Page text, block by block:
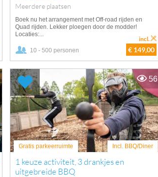
Meerdere plaatsen
Boek nu het arrangement met Off-road rijden en
Quad rijden. Lekker ploegen door de modder!
Locaties:...
10 - 500 personen € 149,00
incl.
Gratis parkeerruimte Incl. BBQ/Diner
1 keuze activiteit, 3 drankjes en
uitgebreide BBQ
56